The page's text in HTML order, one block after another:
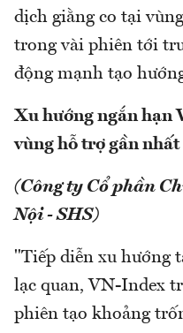
dịch giằng co tại
trong vài phiên tới
động mạnh tạo
Xu hướng ngắn hạn
vùng hỗ trợ gần
(Công ty Cổ phần
Nội - SHS)
"Tiếp diễn xu hướng
lạc quan, VN-Index
phiên tạo khoảng